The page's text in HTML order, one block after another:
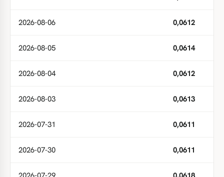
2026-08-06 0,0612
2026-08-05 0,0614
2026-08-04 0,0612
2026-08-03 0,0613
2026-07-31 0,0611
2026-07-30 0,0611